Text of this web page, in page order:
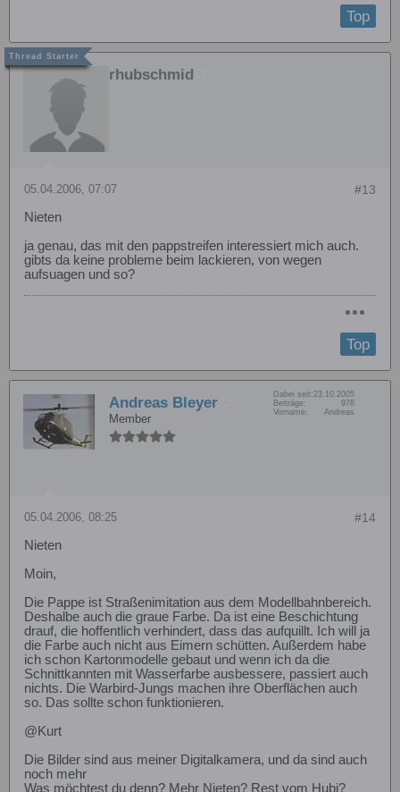
Top
rhubschmid
#13
05.04.2006, 07:07
Nieten
ja genau, das mit den pappstreifen interessiert mich auch.
gibts da keine probleme beim lackieren, von wegen
aufsuagen und so?
Top
Andreas Bleyer
Member
Dabei seit: 23.10.2005
Beiträge:
978
Vorname:
Andreas
#14
05.04.2006, 08:25
Nieten
Moin,
Die Pappe ist Straßenimitation aus dem Modellbahnbereich.
Deshalbe auch die graue Farbe. Da ist eine Beschichtung
drauf, die hoffentlich verhindert, dass das aufquillt. Ich will ja
die Farbe auch nicht aus Eimern schütten. Außerdem habe
ich schon Kartonmodelle gebaut und wenn ich da die
Schnittkannten mit Wasserfarbe ausbessere, passiert auch
nichts. Die Warbird-Jungs machen ihre Oberflächen auch
so. Das sollte schon funktionieren.
@Kurt
Die Bilder sind aus meiner Digitalkamera, und da sind auch
noch mehr
Was möchtest du denn? Mehr Nieten? Rest vom Hubi?